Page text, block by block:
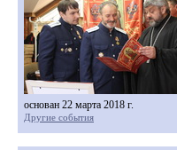
основан 22 марта 2018 г.
Другие события